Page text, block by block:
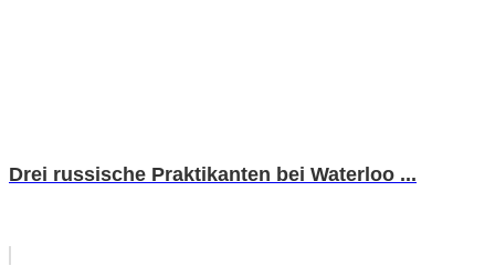
Drei russische Praktikanten bei Waterloo ...